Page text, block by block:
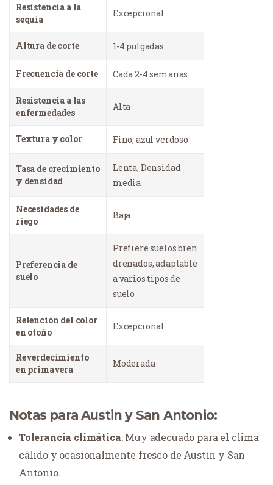
Resistencia a la
sequía
Excepcional
Altura de corte 1-4 pulgadas
Frecuencia de corte Cada 2-4 semanas
Resistencia a las
enfermedades
Alta
Textura y color Fino, azul verdoso
Tasa de crecimiento
y densidad
Lenta, Densidad
media
Necesidades de
riego
Baja
Preferencia de
suelo
Prefiere suelos bien
drenados, adaptable
a varios tipos de
suelo
Retención del color
en otoño
Excepcional
Reverdecimiento
en primavera
Moderada
Notas para Austin y San Antonio:
Tolerancia climática: Muy adecuado para el clima
cálido y ocasionalmente fresco de Austin y San
Antonio.